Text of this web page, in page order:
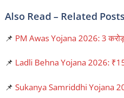
Also Read – Related Posts
📌 PM Awas Yojana 2026: 3
📌 Ladli Behna Yojana 2026:
📌 Sukanya Samriddhi Yojana